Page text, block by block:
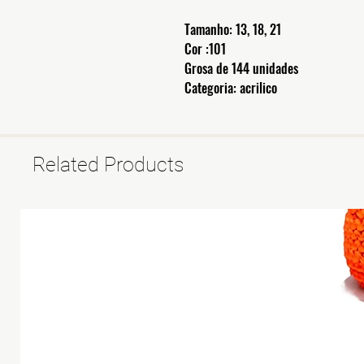
Tamanho: 13, 18, 21
Cor :101
Grosa de 144 unidades
Categoria: acrilico
Related Products